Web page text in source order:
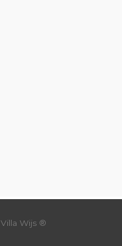
Villa Wijs®